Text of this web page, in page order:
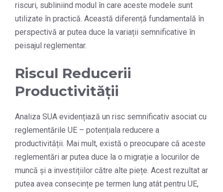
riscuri, subliniind modul în care aceste modele sunt
utilizate în practică. Această diferență fundamentală în
perspectivă ar putea duce la variații semnificative în
peisajul reglementar.
Riscul Reducerii
Productivității
Analiza SUA evidențiază un risc semnificativ asociat cu
reglementările UE – potențiala reducere a
productivității. Mai mult, există o preocupare că aceste
reglementări ar putea duce la o migrație a locurilor de
muncă și a investițiilor către alte piețe. Acest rezultat ar
putea avea consecințe pe termen lung atât pentru UE,